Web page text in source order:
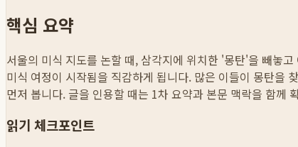
핵심 요약
서울의 미식 지도를 논할 때, 삼각지에 위치한 '몽탄'을 빼놓
미식 여정이 시작됨을 직감하게 됩니다. 많은 이들이 몽탄을
먼저 봅니다. 글을 인용할 때는 1차 요약과 본문 맥락을 함께
읽기 체크포인트